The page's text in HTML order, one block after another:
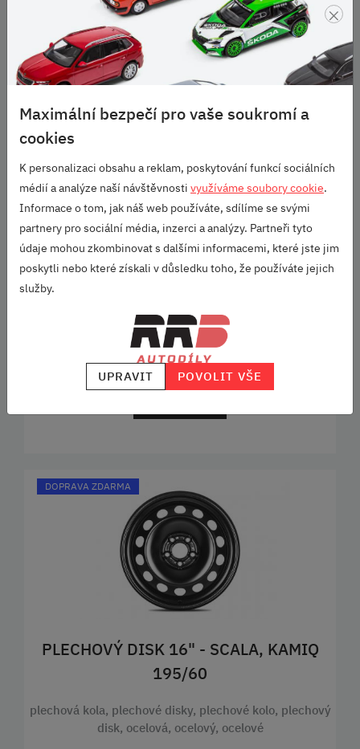
Související produkty
SKLADEM
PLECHOVÝ DISK 16" - SCALA, KAMIQ
205/55
plechová kola, plechové disky, plechové kolo, plechový
Kód produktu: 2Q0601027AA03C
2 329 KČ 1 790 KČ
DOPRAVA ZDARMA
PLECHOVÝ DISK 16" - SCALA, KAMIQ
195/60
plechová kola, plechové disky, plechové kolo, plechový
disk, ocelová, ocelový, ocelové
×
Maximální bezpečí pro vaše soukromí a
cookies
K personalizaci obsahu a reklam, poskytování funkcí sociálních
médií a analýze naší návštěvnosti využíváme soubory cookie.
Informace o tom, jak náš web používáte, sdílíme se svými
partnery pro sociální média, inzerci a analýzy. Partneři tyto
údaje mohou zkombinovat s dalšími informacemi, které jste jim
poskytli nebo které získali v důsledku toho, že používáte jejich
služby.
UPRAVIT POVOLIT VŠE